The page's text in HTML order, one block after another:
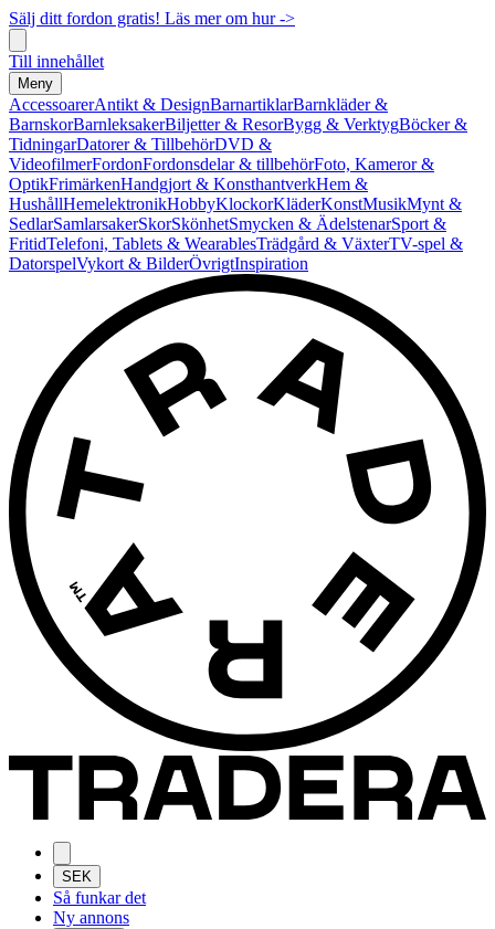
Sälj ditt fordon gratis! Läs mer om hur ->
Till innehållet
Meny
AccessoarerAntikt & DesignBarnartiklarBarnkläder &
BarnskorBarnleksakerBiljetter & ResorBygg & VerktygBöcker &
TidningarDatorer & TillbehörDVD &
VideofilmerFordonFordonsdelar & tillbehörFoto, Kameror &
OptikFrimärkenHandgjort & KonsthantverkHem &
HushållHemelektronikHobbyKlockorKläderKonstMusikMynt &
SedlarSamlarsakerSkorSkönhetSmycken & ÄdelstenarSport &
FritidTelefoni, Tablets & WearablesTrädgård & VäxterTV-spel &
DatorspelVykort & BilderÖvrigtInspiration
SEK
Så funkar det
Ny annons